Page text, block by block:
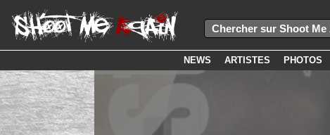
NEWS ARTISTES PHOTOS